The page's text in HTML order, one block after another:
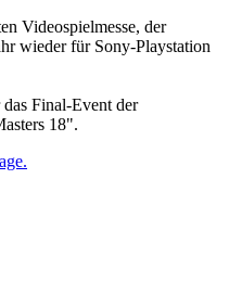
Videospielmesse, der
wieder für Sony-Playstation
Final-Event der
18".